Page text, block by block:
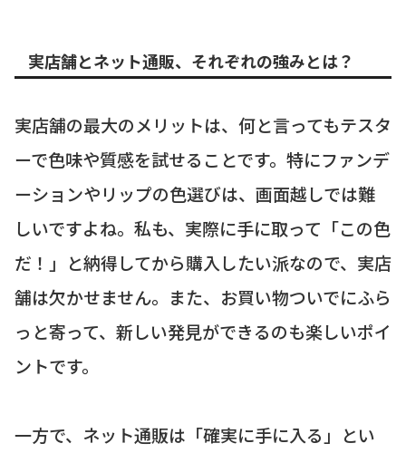
実店舗とネット通販、それぞれの強みとは？
実店舗の最大のメリットは、何と言ってもテスタ
ーで色味や質感を試せることです。特にファンデ
ーションやリップの色選びは、画面越しでは難
しいですよね。私も、実際に手に取って「この色
だ！」と納得してから購入したい派なので、実店
舗は欠かせません。また、お買い物ついでにふら
っと寄って、新しい発見ができるのも楽しいポイ
ントです。
一方で、ネット通販は「確実に手に入る」とい